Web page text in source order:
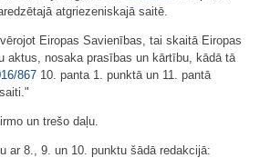
atgriezeniskajā saitē.
Eiropas Savienības, tai skaitā Eiropas
aktus, nosaka prasības un kārtību, kādā tā
867 10. panta 1. punktā un 11. pantā
un trešo daļu.
ar 8., 9. un 10. punktu šādā redakcijā: